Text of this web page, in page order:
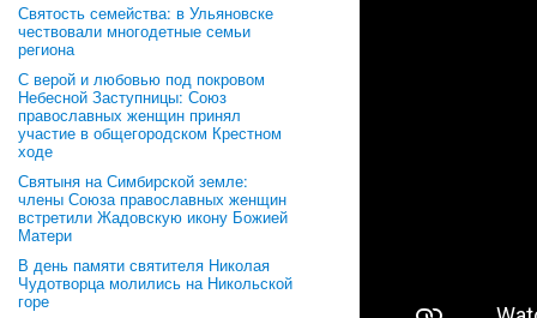
Святость семейства: в Ульяновске
чествовали многодетные семьи
региона
С верой и любовью под покровом
Небесной Заступницы: Союз
православных женщин принял
участие в общегородском Крестном
ходе
Святыня на Симбирской земле:
члены Союза православных женщин
встретили Жадовскую икону Божией
Матери
В день памяти святителя Николая
Чудотворца молились на Никольской
горе